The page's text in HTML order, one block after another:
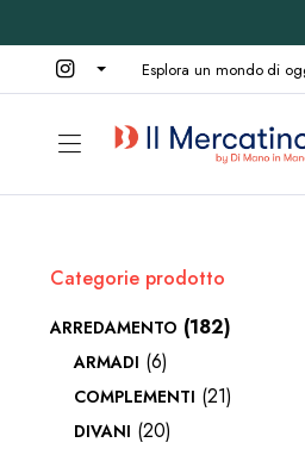
Esplora un mondo di
Categorie prodotto
ARREDAMENTO (182)
ARMADI (6)
COMPLEMENTI (21)
DIVANI (20)